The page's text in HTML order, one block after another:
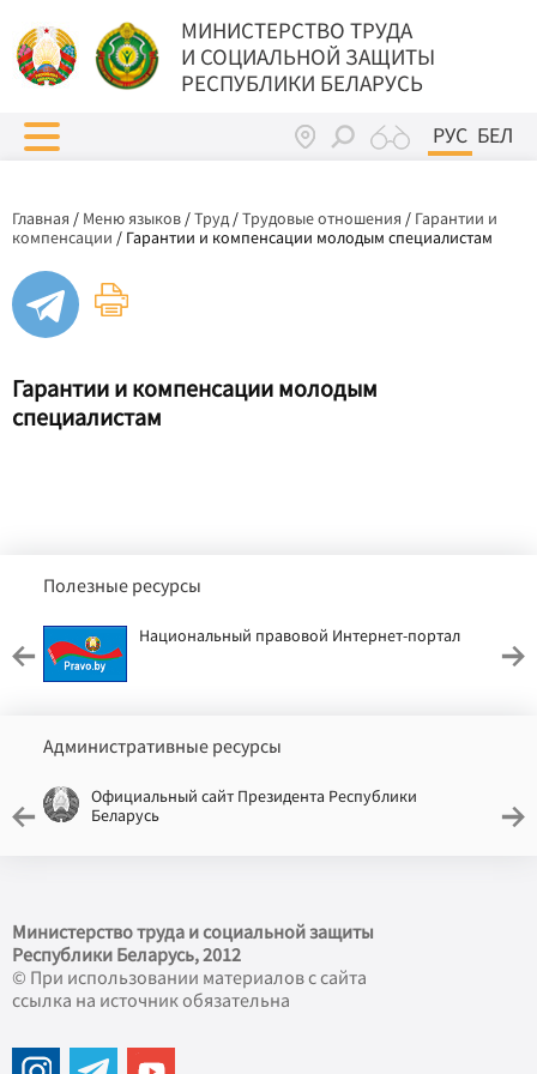
МИНИСТЕРСТВО ТРУДА
И СОЦИАЛЬНОЙ ЗАЩИТЫ
РЕСПУБЛИКИ БЕЛАРУСЬ
РУС БЕЛ
Главная / Меню языков /Труд/Трудовые отношения / Гарантии и
компенсации / Гарантии и компенсации молодым специалистам
Гарантии и компенсации молодым
специалистам
Полезные ресурсы
Национальный правовой Интернет-портал
Административные ресурсы
Официальный сайт Президента Республики
Беларусь
Министерство труда и социальной защиты
Республики Беларусь, 2012
© При использовании материалов с сайта
ссылка на источник обязательна